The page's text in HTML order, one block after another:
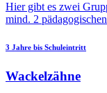
Hier gibt es zwei
mind. 2
3 Jahre bis Schuleintritt
Wackelzähne